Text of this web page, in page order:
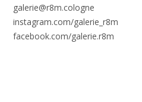
galerie@r8m.cologne
instagram.com/galerie_r8m
facebook.com/galerie.r8m